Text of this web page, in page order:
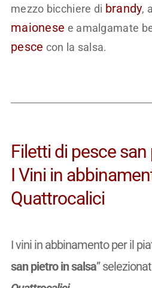
mezzo bicchiere di brandy,
maionese e amalgamate
pesce con la salsa.
Filetti di pesce
I Vini in
Quattrocalici
I vini in abbinamento per il
san pietro in salsa”